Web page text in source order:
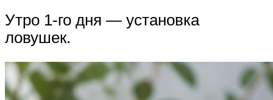
Утро 1-го дня — установка
ловушек.